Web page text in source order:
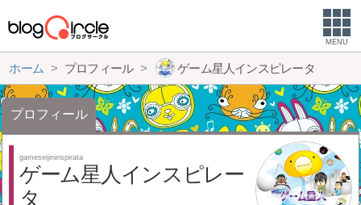
MENU
ホーム プロフィール ゲーム星人インスピレータ
プロフィール
gameseijininspirata
ゲーム星人インスピレー
タ